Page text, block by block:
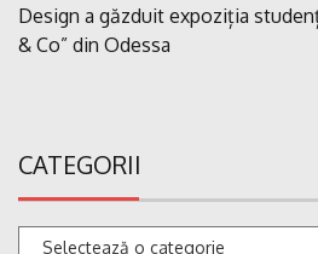
Design a găzduit expoziția
& Co” din Odessa
CATEGORII
Categorii